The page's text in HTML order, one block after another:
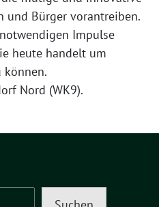
und Bürger vorantreiben.
Impulse
heute handelt um
können.
Nord (WK9).